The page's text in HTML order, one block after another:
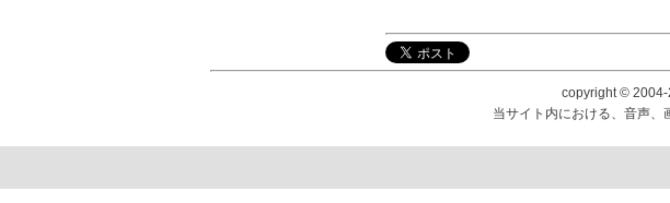
copyright © 2004-
当サイト内における、音声、